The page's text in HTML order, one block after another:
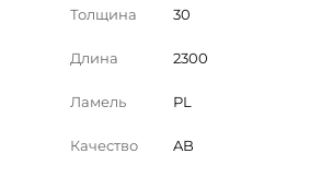
Толщина 30
Длина 2300
Ламель PL
Качество AB